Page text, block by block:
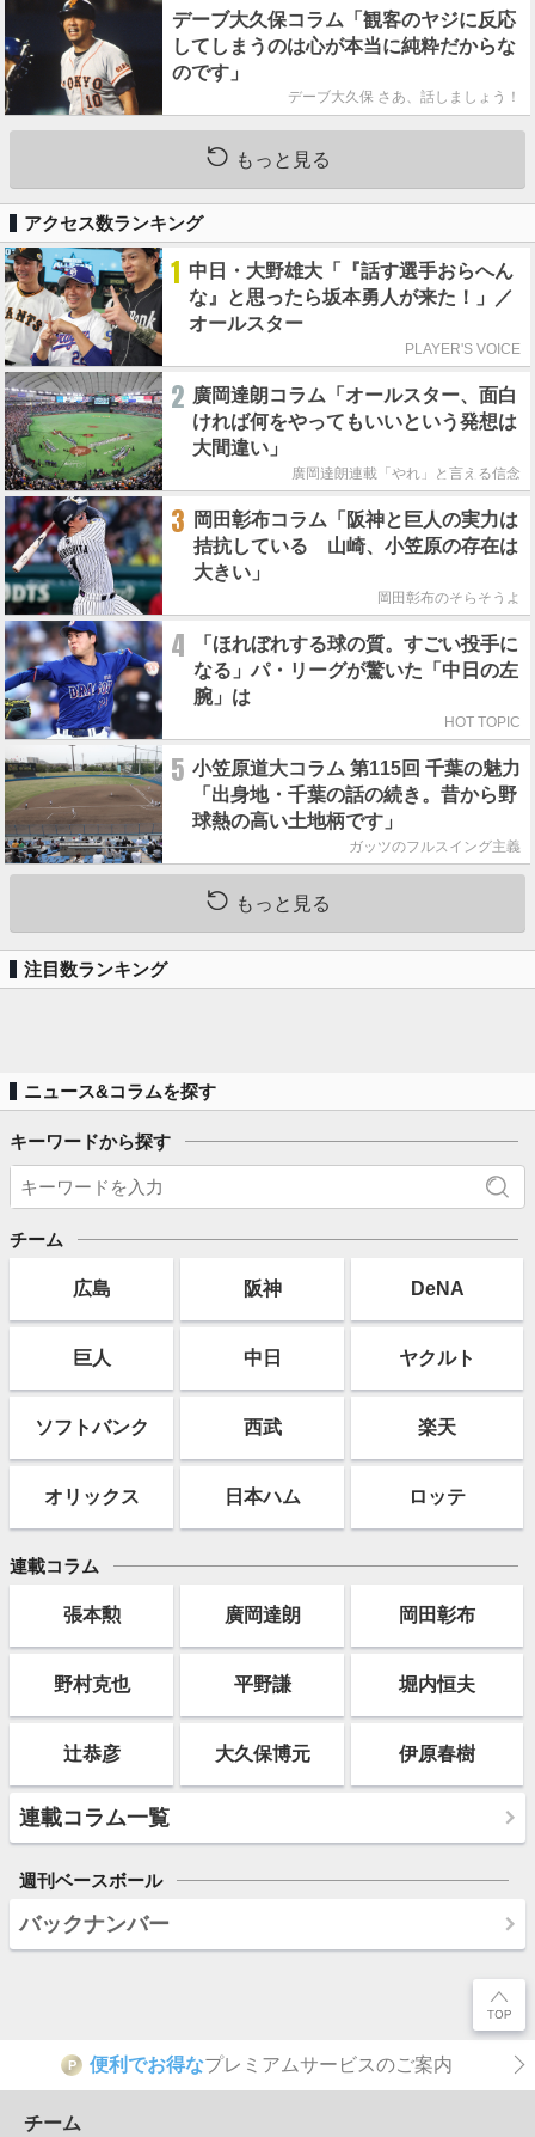
デーブ大久保コラム「観客のヤジに反応
してしまうのは心が本当に純粋だからな
のです」
デーブ大久保 さあ、話しましょう！
もっと見る
アクセス数ランキング
1 中日・大野雄大「『話す選手おらへん
な』と思ったら坂本勇人が来た！」／
オールスター
PLAYER'S VOICE
2 廣岡達朗コラム「オールスター、面白
ければ何をやってもいいという発想は
大間違い」
廣岡達朗連載「やれ」と言える信念
3
岡田彰布コラム「阪神と巨人の実力は
拮抗している 山崎、小笠原の存在は
大きい」
岡田彰布のそらそうよ
4
「ほれぼれする球の質。すごい投手に
なる」パ・リーグが驚いた「中日の左
腕」は
HOT TOPIC
5 小笠原道大コラム 第115回 千葉の魅力
「出身地・千葉の話の続き。昔から野
球熱の高い土地柄です」
ガッツのフルスイング主義
もっと見る
注目数ランキング
ニュース&コラムを探す
キーワードから探す
チーム
広島 阪神 DeNA
巨人 中日 ヤクルト
ソフトバンク 西武 楽天
オリックス 日本ハム ロッテ
連載コラム
張本勲 廣岡達朗 岡田彰布
野村克也 平野謙 堀内恒夫
辻恭彦 大久保博元 伊原春樹
連載コラム一覧
週刊ベースボール
バックナンバー
P 便利でお得なプレミアムサービスのご案内
チーム